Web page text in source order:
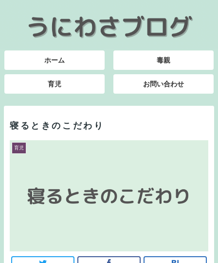
ホーム 毒親
育児 お問い合わせ
寝るときのこだわり
育児